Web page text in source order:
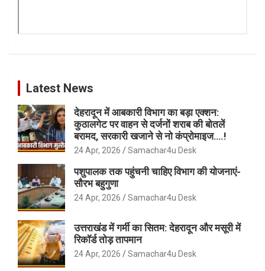
Latest News
देहरादून में आबकारी विभाग का बड़ा एक्शन:
कुठालगेट पर वाहन से दर्जनों शराब की बोतलें
बरामद, सरकारी खजाने से नो कंप्रोमाइज….!
24 Apr, 2026 Samachar4u Desk
पशुपालक तक पहुंचनी चाहिए विभाग की योजनाएं-
सौरभ बहुगुणा
24 Apr, 2026 Samachar4u Desk
उत्तराखंड में गर्मी का सितम: देहरादून और मसूरी में
रिकॉर्ड तोड़ तापमान
24 Apr, 2026 Samachar4u Desk